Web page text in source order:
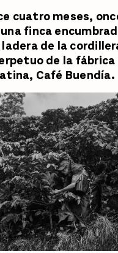
cuatro meses,
finca
ladera de la
de la
Café Buendía.